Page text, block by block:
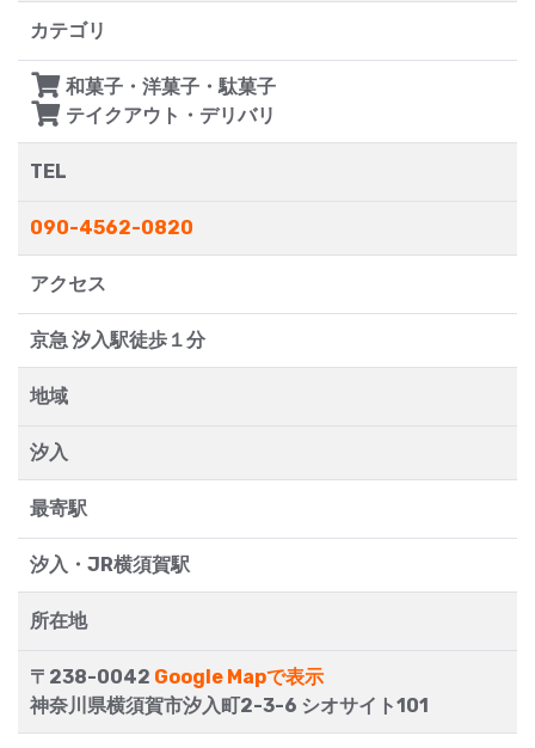
カテゴリ
和菓子・洋菓子・駄菓子
テイクアウト・デリバリ
TEL
090-4562-0820
アクセス
京急 汐入駅徒歩１分
地域
汐入
最寄駅
汐入・JR横須賀駅
所在地
〒238-0042 Google Mapで表示
神奈川県横須賀市汐入町2-3-6 シオサイト101